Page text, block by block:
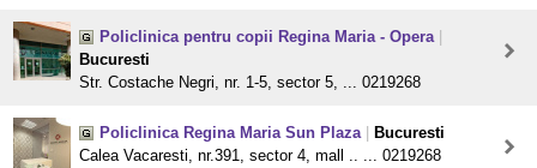
Policlinica pentru copii Regina Maria - Opera
Bucuresti
Str. Costache Negri, nr. 1-5, sector 5, ... 0219268
Policlinica Regina Maria Sun Plaza
Bucuresti
Calea Vacaresti, nr.391, sector 4, mall .. ... 0219268